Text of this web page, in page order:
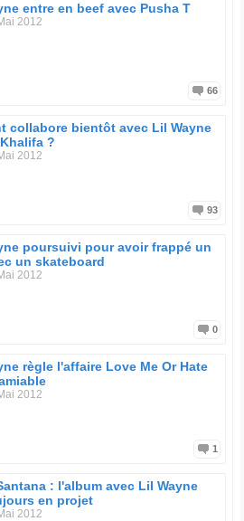
entre en beef avec Pusha T
2012
66
collabore bientôt avec Lil Wayne
?
2012
93
poursuivi pour avoir frappé un
un skateboard
2012
0
règle l'affaire Love Me Or Hate
2012
1
: l'album avec Lil Wayne
en projet
2012